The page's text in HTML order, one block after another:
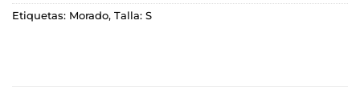
Etiquetas: Morado, Talla: S